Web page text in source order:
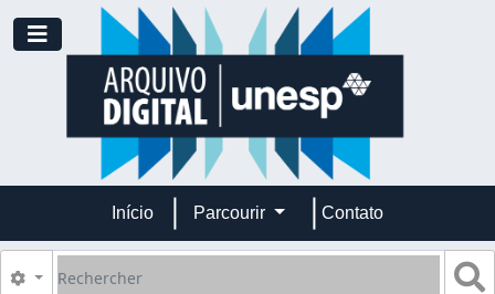
Skip to main content
Toggle navigation
Início Parcourir Contato
Rechercher
Search options